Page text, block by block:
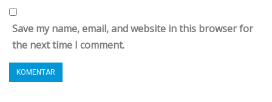
Save my name, email, and website in this browser for
the next time I comment.